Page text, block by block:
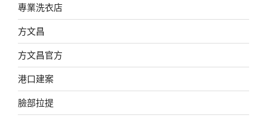
專業洗衣店
方文昌
方文昌官方
港口建案
臉部拉提